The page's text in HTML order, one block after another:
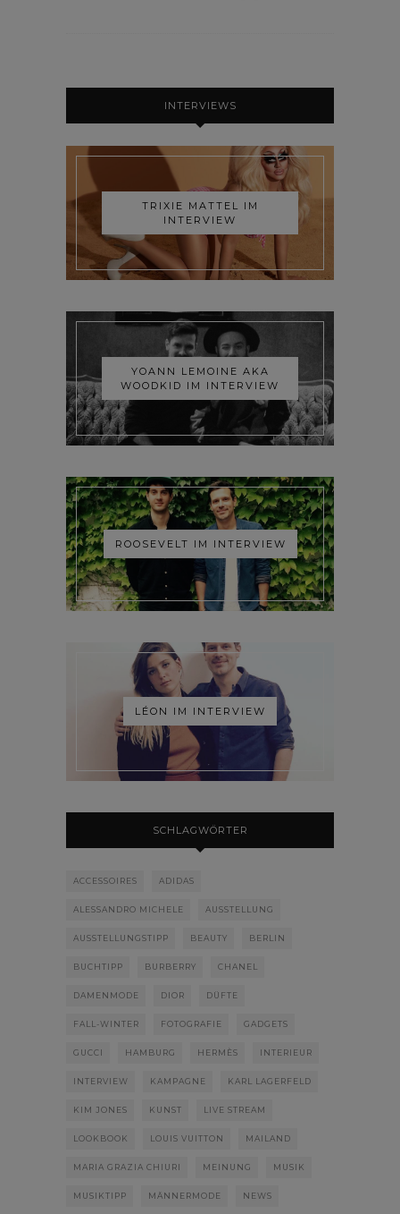
INTERVIEWS
TRIXIE MATTEL IM
INTERVIEW
YOANN LEMOINE AKA
WOODKID IM INTERVIEW
ROOSEVELT IM INTERVIEW
LÉON IM INTERVIEW
SCHLAGWÖRTER
ACCESSOIRES ADIDAS
ALESSANDRO MICHELE AUSSTELLUNG
AUSSTELLUNGSTIPP BEAUTY BERLIN
BUCHTIPP BURBERRY CHANEL
DAMENMODE DIOR DÜFTE
FALL-WINTER FOTOGRAFIE GADGETS
GUCCI HAMBURG HERMÈS INTERIEUR
INTERVIEW KAMPAGNE KARL LAGERFELD
KIM JONES KUNST LIVE STREAM
LOOKBOOK LOUIS VUITTON MAILAND
MARIA GRAZIA CHIURI MEINUNG MUSIK
MUSIKTIPP MÄNNERMODE NEWS